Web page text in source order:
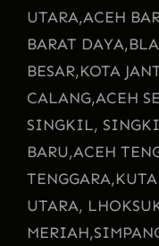
UTARA,ACEH
BARAT DAYA,
BESAR,KOTA
CALANG,ACEH
SINGKIL,
BARU,ACEH
TENGGARA,
UTARA,
MERIAH,